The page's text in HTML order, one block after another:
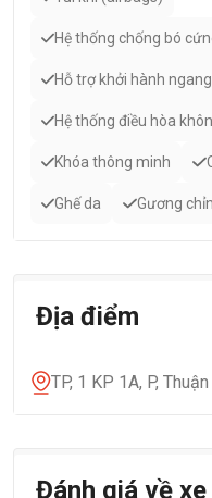
Hệ thống chống bó
Hỗ trợ khởi hành
Hệ thống điều hòa
Khóa thông minh
Ghế da Gương
Địa điểm
TP, 1 KP 1A, P,
Đánh giá về xe